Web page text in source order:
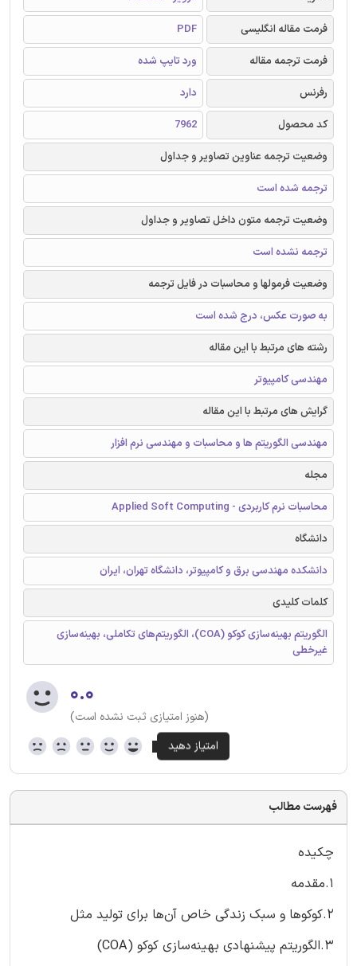
فرمت مقاله انگلیسی
PDF
فرمت ترجمه مقاله
ورد تایپ شده
رفرنس
دارد
کد محصول
7962
وضعیت ترجمه عناوین تصاویر و جداول
ترجمه شده است
وضعیت ترجمه متون داخل تصاویر و جداول
ترجمه نشده است
وضعیت فرمولها و محاسبات در فایل ترجمه
به صورت عکس، درج شده است
رشته های مرتبط با این مقاله
مهندسی کامپیوتر
گرایش های مرتبط با این مقاله
مهندسی الگوریتم ها و محاسبات و مهندسی نرم افزار
مجله
محاسبات نرم کاربردی - Applied Soft Computing
دانشگاه
دانشکده مهندسی برق و کامپیوتر، دانشگاه تهران، ایران
کلمات کلیدی
الگوریتم بهینه‌سازی کوکو (COA)، الگوریتم‌های تکاملی، بهینه‌سازی
غیرخطی
۰.۰
(هنوز امتیازی ثبت نشده است)
فهرست مطالب
چکیده
1.مقدمه
2.کوکوها و سبک‌ زندگی خاص آن‌ها برای تولید مثل
3.الگوریتم پیشنهادی بهینه‌سازی کوکو (COA)